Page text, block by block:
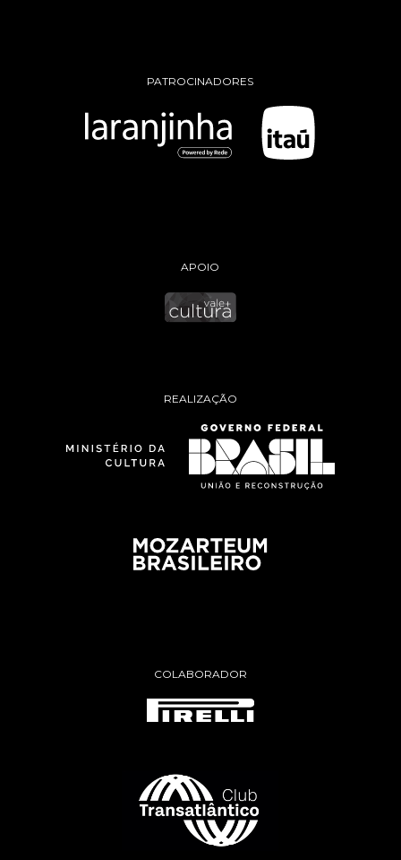
PATROCINADORES
APOIO
REALIZAÇÃO
COLABORADOR